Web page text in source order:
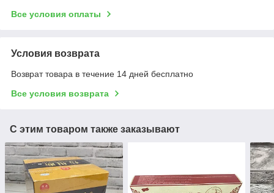
Все условия оплаты
Условия возврата
Возврат товара в течение 14 дней бесплатно
Все условия возврата
С этим товаром также заказывают